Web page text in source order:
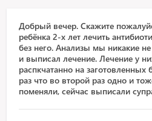
Добрый вечер. Скажите
ребёнка 2-х лет лечить
без него. Анализы мы никакие
и выписал лечение. Лечение у
распкчатанно на
раз что во второй раз одно и
поменяли, сейчас выписали